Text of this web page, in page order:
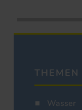
THEMEN
Wasser